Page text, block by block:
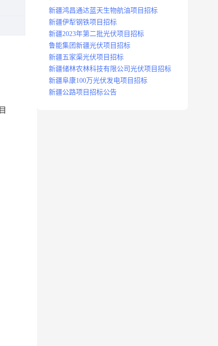
新疆鸿昌通达蓝天生物航油项目招标
新疆伊犁钢铁项目招标
新疆2023年第二批光伏项目招标
鲁能集团新疆光伏项目招标
新疆五家渠光伏项目招标
新疆储林农林科技有限公司光伏项目招标
新疆阜康100万光伏发电项目招标
新疆公路项目招标公告